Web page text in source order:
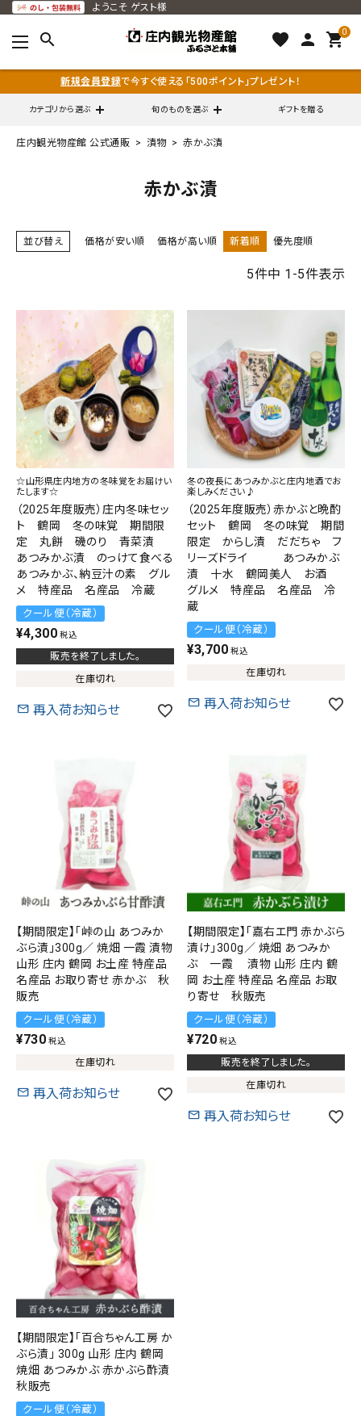
ようこそ ゲスト様
search favorite person 0
shopping_cart
新規会員登録で今すぐ使える「500ポイント」プレゼント！
カテゴリから選ぶ 旬のものを選ぶ ギフトを贈る
schedule 通販営業時間 - 平日9:00～12:00
ようこそ ゲスト 様
meeting_room ログイン person
熨斗（のし）・包装無料
カテゴリーから選ぶ
山形のお土産から選ぶ
価格から選ぶ
コンテンツ
ご利用ガイド
プライバシーポリシー
キーワード
在庫の有無
在庫あり
在庫なしを含む
検索する
庄内観光物産館 公式通販 漬物 赤かぶ漬
赤かぶ漬
並び替え 価格が安い順 価格が高い順 新着順 優先度順
5件中 1 -5件表示
☆山形県庄内地方の冬味覚をお届けい
たします☆
（2025年度販売）庄内冬味セッ
ト 鶴岡 冬の味覚 期間限
定 丸餅 磯のり 青菜漬
あつみかぶ漬 のっけて食べる
あつみかぶ、納豆汁の素 グル
メ 特産品 名産品 冷蔵
クール便（冷蔵）
¥4,300 税込
販売を終了しました。
在庫切れ
再入荷お知らせ
冬の夜長にあつみかぶと庄内地酒でお
楽しみください♪
（2025年度販売）赤かぶと晩酌
セット 鶴岡 冬の味覚 期間
限定 からし漬 だだちゃ フ
リーズドライ あつみかぶ
漬 十水 鶴岡美人 お酒
グルメ 特産品 名産品 冷
蔵
クール便（冷蔵）
¥3,700 税込
在庫切れ
再入荷お知らせ
【期間限定】「峠の山 あつみか
ぶら漬」300g／ 焼畑 一霞 漬物
山形 庄内 鶴岡 お土産 特産品
名産品 お取り寄せ 赤かぶ 秋
販売
クール便（冷蔵）
¥730 税込
在庫切れ
再入荷お知らせ
【期間限定】「嘉右エ門 赤かぶら
漬け」300g／ 焼畑 あつみか
ぶ 一霞 漬物 山形 庄内 鶴
岡 お土産 特産品 名産品 お取
り寄せ 秋販売
クール便（冷蔵）
¥720 税込
販売を終了しました。
在庫切れ
再入荷お知らせ
【期間限定】「百合ちゃん工房 か
ぶら漬」 300g 山形 庄内 鶴岡
焼畑 あつみかぶ 赤かぶら酢漬
秋販売
クール便（冷蔵）